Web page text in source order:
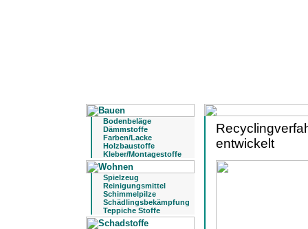
Bodenbeläge
Dämmstoffe
Farben/Lacke
Holzbaustoffe
Kleber/Montagestoffe
Spielzeug
Reinigungsmittel
Schimmelpilze
Schädlingsbekämpfung
Teppiche Stoffe
entwickelt